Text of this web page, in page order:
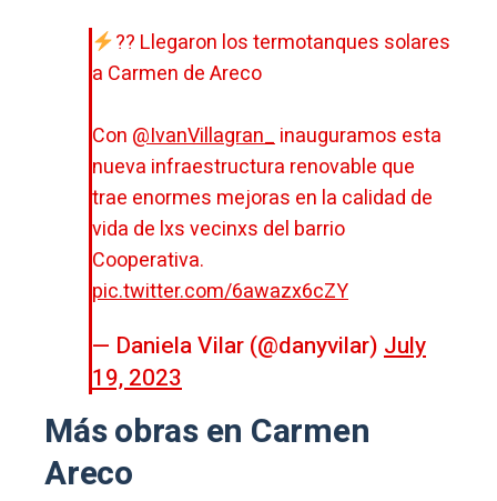
?? Llegaron los termotanques solares
a Carmen de Areco
Con @IvanVillagran_inauguramos esta
nueva infraestructura renovable que
trae enormes mejoras en la calidad de
vida de lxs vecinxs del barrio
Cooperativa.
pic.twitter.com/6awazx6cZY
— Daniela Vilar (@danyvilar) July
19, 2023
Más obras en Carmen
Areco